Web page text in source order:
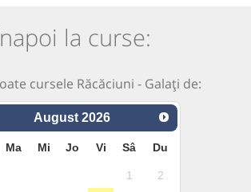
la curse:
cursele Răcăciuni - Galați de:
August 2026
Ma Mi Jo Vi Sâ Du
1
2